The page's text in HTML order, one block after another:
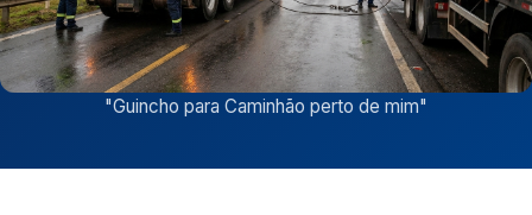
"Guincho para Caminhão perto de mim"